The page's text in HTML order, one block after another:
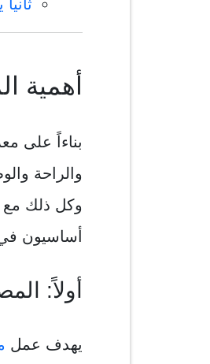
أهمية
بناءاً على
والراحة
وكل ذلك مع
أساسيون
أولاً:
يهدف عمل